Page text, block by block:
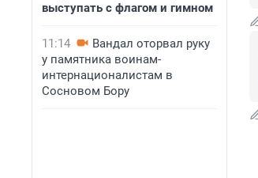
выступать с флагом и гимном
11:14
Вандал оторвал руку
у памятника воинам-
интернационалистам в
Сосновом Бору